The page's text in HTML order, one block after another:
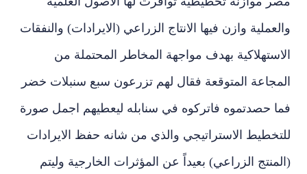
والعملية وازن فيها الانتاج الزراعي (الايرادات) والنفقات
الاستهلاكية بهدف مواجهة المخاطر المحتملة من
المجاعة المتوقعة فقال لهم تزرعون سبع سنبلات خضر
فما حصدتموه فاتركوه في سنابله ليعطيهم اجمل صورة
للتخطيط الاستراتيجي والذي من شانه حفظ الايرادات
(المنتج الزراعي) بعيداً عن المؤثرات الخارجية وليتم